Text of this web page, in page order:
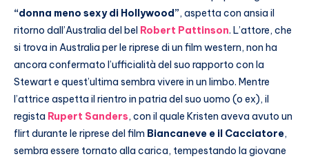
“donna meno sexy di Hollywood”, aspetta con ansia il
ritorno dall’Australia del bel Robert Pattinson. L’attore, che
si trova in Australia per le riprese di un film western, non ha
ancora confermato l’ufficialità del suo rapporto con la
Stewart e quest’ultima sembra vivere in un limbo. Mentre
l’attrice aspetta il rientro in patria del suo uomo (o ex), il
regista Rupert Sanders, con il quale Kristen aveva avuto un
flirt durante le riprese del film Biancaneve e il Cacciatore,
sembra essere tornato alla carica, tempestando la giovane